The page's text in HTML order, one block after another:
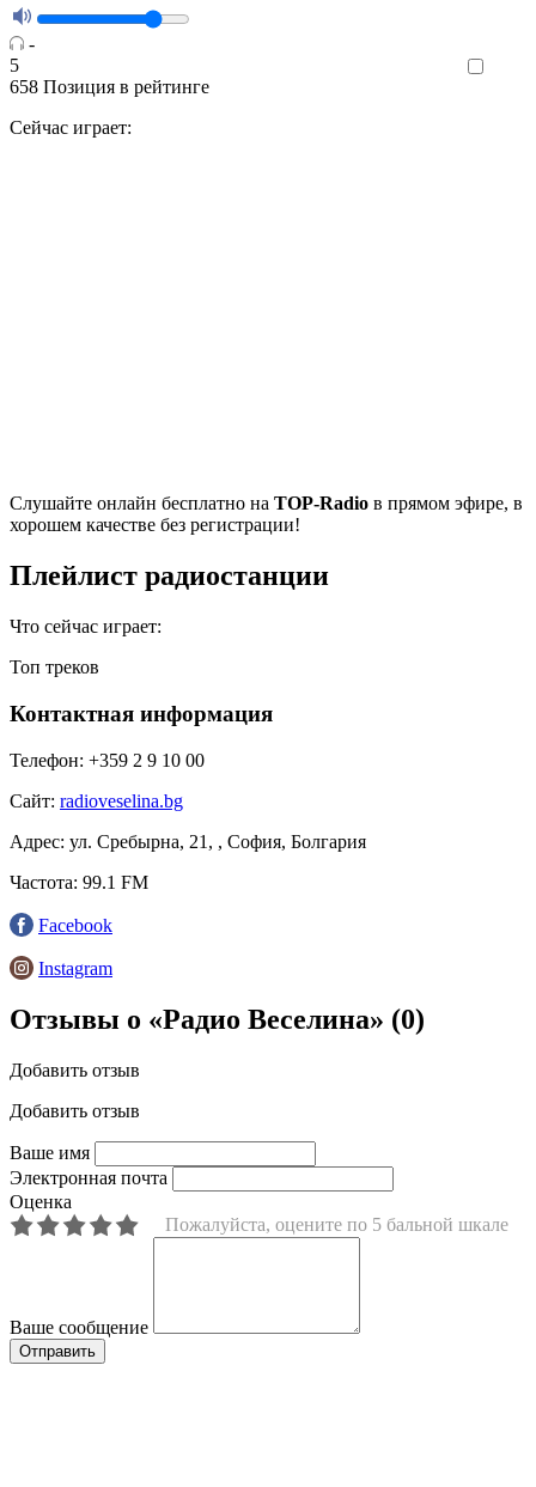
-
5
658 Позиция в рейтинге
Сейчас играет:
Cлушайте онлайн бесплатно на TOP-Radio в прямом эфире, в
хорошем качестве без регистрации!
Плейлист радиостанции
Что сейчас играет:
Топ треков
Контактная информация
Телефон: +359 2 9 10 00
Сайт: radioveselina.bg
Адрес: ул. Сребырна, 21, , София, Болгария
Частота: 99.1 FM
Facebook
Instagram
Отзывы о «Радио Веселина» (0)
Добавить отзыв
Добавить отзыв
Ваше имя
Электронная почта
Оценка
Пожалуйста, оцените по 5 бальной шкале
Ваше сообщение